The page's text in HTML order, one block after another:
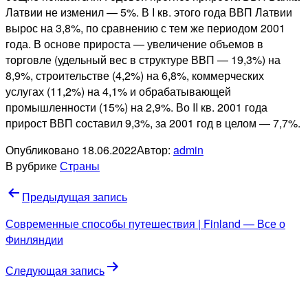
Латвии не изменил — 5%. В I кв. этого года ВВП Латвии
вырос на 3,8%, по сравнению с тем же периодом 2001
года. В основе прироста — увеличение объемов в
торговле (удельный вес в структуре ВВП — 19,3%) на
8,9%, строительстве (4,2%) на 6,8%, коммерческих
услугах (11,2%) на 4,1% и обрабатывающей
промышленности (15%) на 2,9%. Во II кв. 2001 года
прирост ВВП составил 9,3%, за 2001 год в целом — 7,7%.
Опубликовано 18.06.2022Автор: admin
В рубрикеСтраны
Навигация
по
записям
Предыдущая запись
Современные способы путешествия | Finland — Все о
Финляндии
Следующая запись